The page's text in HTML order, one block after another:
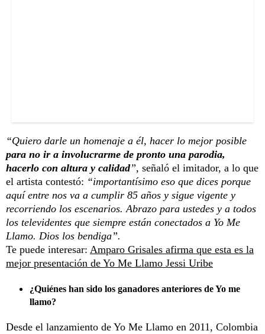
“Quiero darle un homenaje a él, hacer lo mejor posible
para no ir a involucrarme de pronto una parodia,
hacerlo con altura y calidad”, señaló el imitador, a lo que
el artista contestó: “importantísimo eso que dices porque
aquí entre nos va a cumplir 85 años y sigue vigente y
recorriendo los escenarios. Abrazo para ustedes y a todos
los televidentes que siempre están conectados a Yo Me
Llamo. Dios los bendiga”.
Te puede interesar: Amparo Grisales afirma que esta es la
mejor presentación de Yo Me Llamo Jessi Uribe
¿Quiénes han sido los ganadores anteriores de Yo me
llamo?
Desde el lanzamiento de Yo Me Llamo en 2011, Colombia